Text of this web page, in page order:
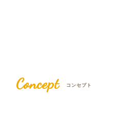
Concept コンセプト